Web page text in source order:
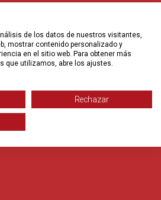
de los datos de nuestros visitantes,
mostrar contenido personalizado y
en el sitio web. Para obtener más
que utilizamos, abre los ajustes.
Rechazar